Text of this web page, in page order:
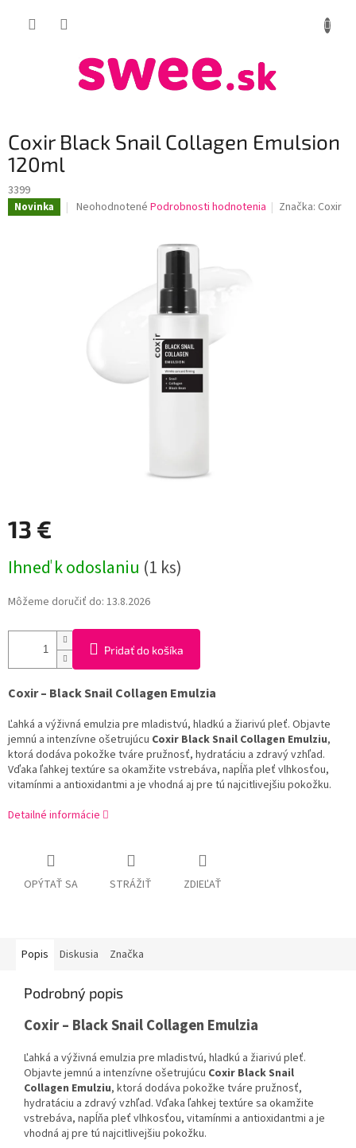
Coxir Black Snail Collagen Emulsion
120ml
3399
Novinka
Priemerné
Neohodnotené Podrobnosti hodnotenia Značka: Coxir
13 €
cena:
Ihneď k odoslaniu (1 ks)
Môžeme doručiť do: 13.8.2026
Pridať do košíka
Coxir – Black Snail Collagen Emulzia
Ľahká a výživná emulzia pre mladistvú, hladkú a žiarivú pleť. Objavte
jemnú a intenzívne ošetrujúcu Coxir Black Snail Collagen Emulziu,
ktorá dodáva pokožke tváre pružnosť, hydratáciu a zdravý vzhľad.
Vďaka ľahkej textúre sa okamžite vstrebáva, napĺňa pleť vlhkosťou,
vitamínmi a antioxidantmi a je vhodná aj pre tú najcitlivejšiu pokožku.
Detailné informácie
OPÝTAŤ SA STRÁŽIŤ ZDIEĽAŤ
Popis Diskusia Značka
Podrobný popis
Coxir – Black Snail Collagen Emulzia
Ľahká a výživná emulzia pre mladistvú, hladkú a žiarivú pleť.
Objavte jemnú a intenzívne ošetrujúcu Coxir Black Snail
Collagen Emulziu, ktorá dodáva pokožke tváre pružnosť,
hydratáciu a zdravý vzhľad. Vďaka ľahkej textúre sa okamžite
vstrebáva, napĺňa pleť vlhkosťou, vitamínmi a antioxidantmi a je
vhodná aj pre tú najcitlivejšiu pokožku.